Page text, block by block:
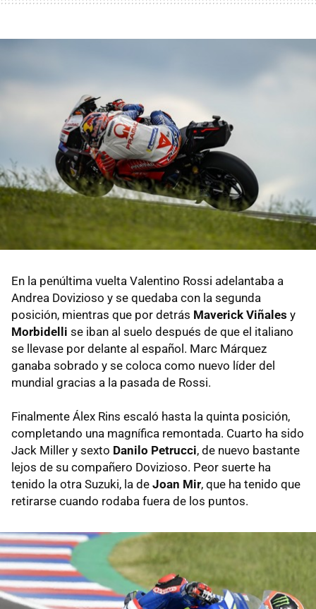
En la penúltima vuelta Valentino Rossi adelantaba a
Andrea Dovizioso y se quedaba con la segunda
posición, mientras que por detrás Maverick Viñales y
Morbidelli se iban al suelo después de que el italiano
se llevase por delante al español. Marc Márquez
ganaba sobrado y se coloca como nuevo líder del
mundial gracias a la pasada de Rossi.
Finalmente Álex Rins escaló hasta la quinta posición,
completando una magnífica remontada. Cuarto ha sido
Jack Miller y sexto Danilo Petrucci, de nuevo bastante
lejos de su compañero Dovizioso. Peor suerte ha
tenido la otra Suzuki, la de Joan Mir, que ha tenido que
retirarse cuando rodaba fuera de los puntos.